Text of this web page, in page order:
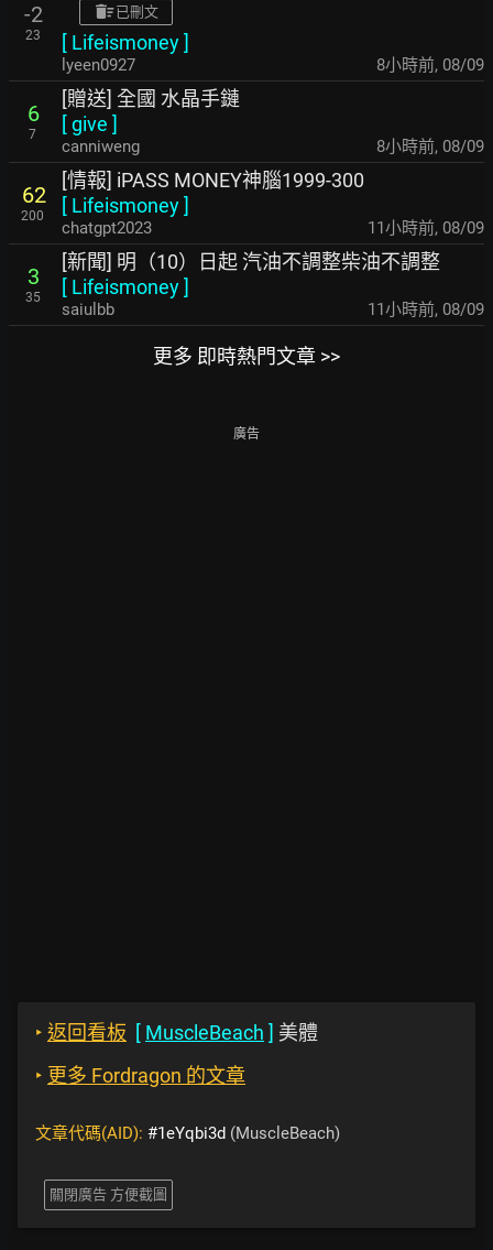
-2
23
已刪文
[ Lifeismoney]
lyeen0927 8小時前, 08/09
6
7
[贈送] 全國 水晶手鏈
[give ]
canniweng 8小時前, 08/09
62
200
[情報] iPASS MONEY神腦1999-300
[ Lifeismoney]
chatgpt2023 11小時前, 08/09
3
35
[新聞] 明（10）日起 汽油不調整柴油不調整
[ Lifeismoney]
saiulbb 11小時前, 08/09
更多 即時熱門文章 >>
廣告
‣ 返回看板 [ MuscleBeach ] 美體
‣ 更多 Fordragon 的文章
文章代碼(AID): #1eYqbi3d (MuscleBeach)
關閉廣告 方便截圖